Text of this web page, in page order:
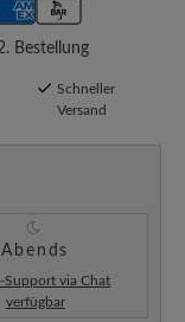
Bestellung
Schneller
Versand
Abends
Support via Chat
verfügbar